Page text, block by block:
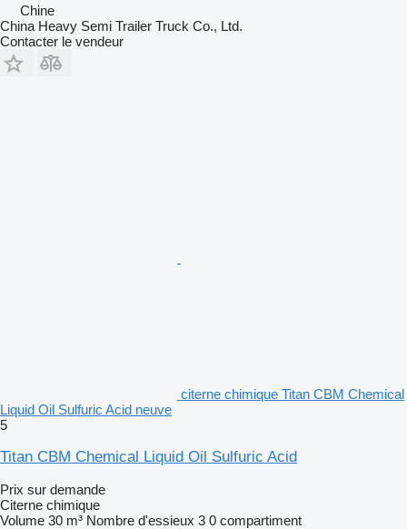
Chine
China Heavy Semi Trailer Truck Co., Ltd.
Contacter le vendeur
citerne chimique Titan CBM Chemical
Liquid Oil Sulfuric Acid neuve
5
Titan CBM Chemical Liquid Oil Sulfuric Acid
Prix sur demande
Citerne chimique
Volume 30 m³ Nombre d'essieux 3 0 compartiment